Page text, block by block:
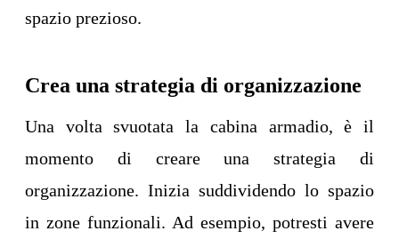
spazio prezioso.
Crea una strategia di organizzazione
Una volta svuotata la cabina armadio, è il
momento di creare una strategia di
organizzazione. Inizia suddividendo lo spazio
in zone funzionali. Ad esempio, potresti avere